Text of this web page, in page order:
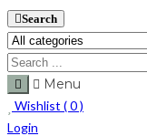
Search
Menu
Wishlist (0)
Login